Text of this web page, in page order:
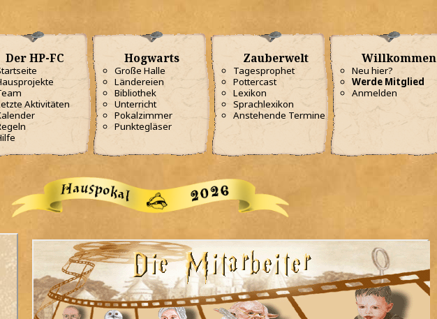
Der HP-FC
Aktivitäten
Hogwarts
Große Halle
Ländereien
Bibliothek
Unterricht
Pokalzimmer
Punktegläser
Zauberwelt
Tagesprophet
Pottercast
Lexikon
Sprachlexikon
Anstehende Termine
Willkommen
Neu hier?
Werde Mitglied
Anmelden